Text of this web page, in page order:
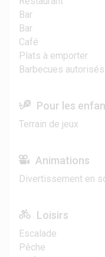
Bar
Bar
Café
Plats à emporter
Barbecues autorisés
Pour les
Terrain de jeux
Animations
Divertissement en
Loisirs
Escalade
Pêche